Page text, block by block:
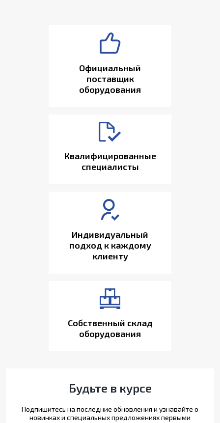
Официальный
поставщик
оборудования
Квалифицированные
специалисты
Индивидуальный
подход к каждому
клиенту
Собственный склад
оборудования
Будьте в курсе
Подпишитесь на последние обновления и узнавайте о
новинках и специальных предложениях первыми